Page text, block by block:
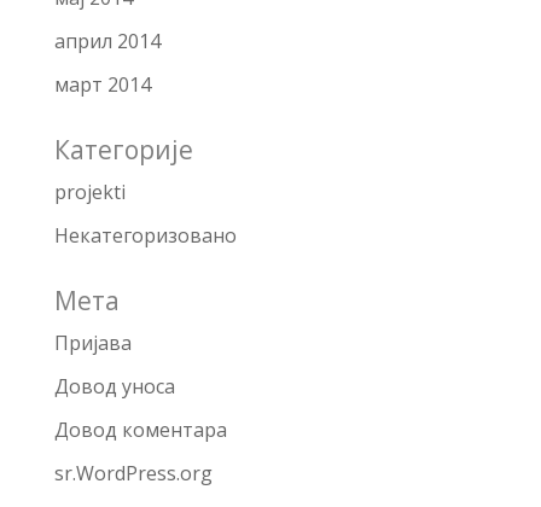
април 2014
март 2014
Категорије
projekti
Некатегоризовано
Мета
Пријава
Довод уноса
Довод коментара
sr.WordPress.org